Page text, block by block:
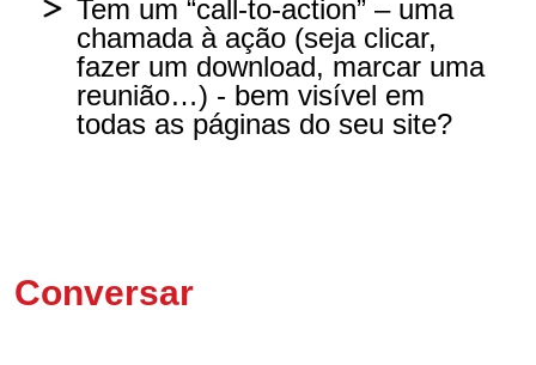
Sim, de forma visível em várias
páginas
Tem um “call-to-action” – uma
chamada à ação (seja clicar,
fazer um download, marcar uma
reunião…) - bem visível em
todas as páginas do seu site?
todas
Conversar